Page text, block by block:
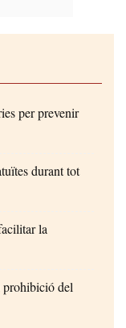
per prevenir
durant tot
la
del